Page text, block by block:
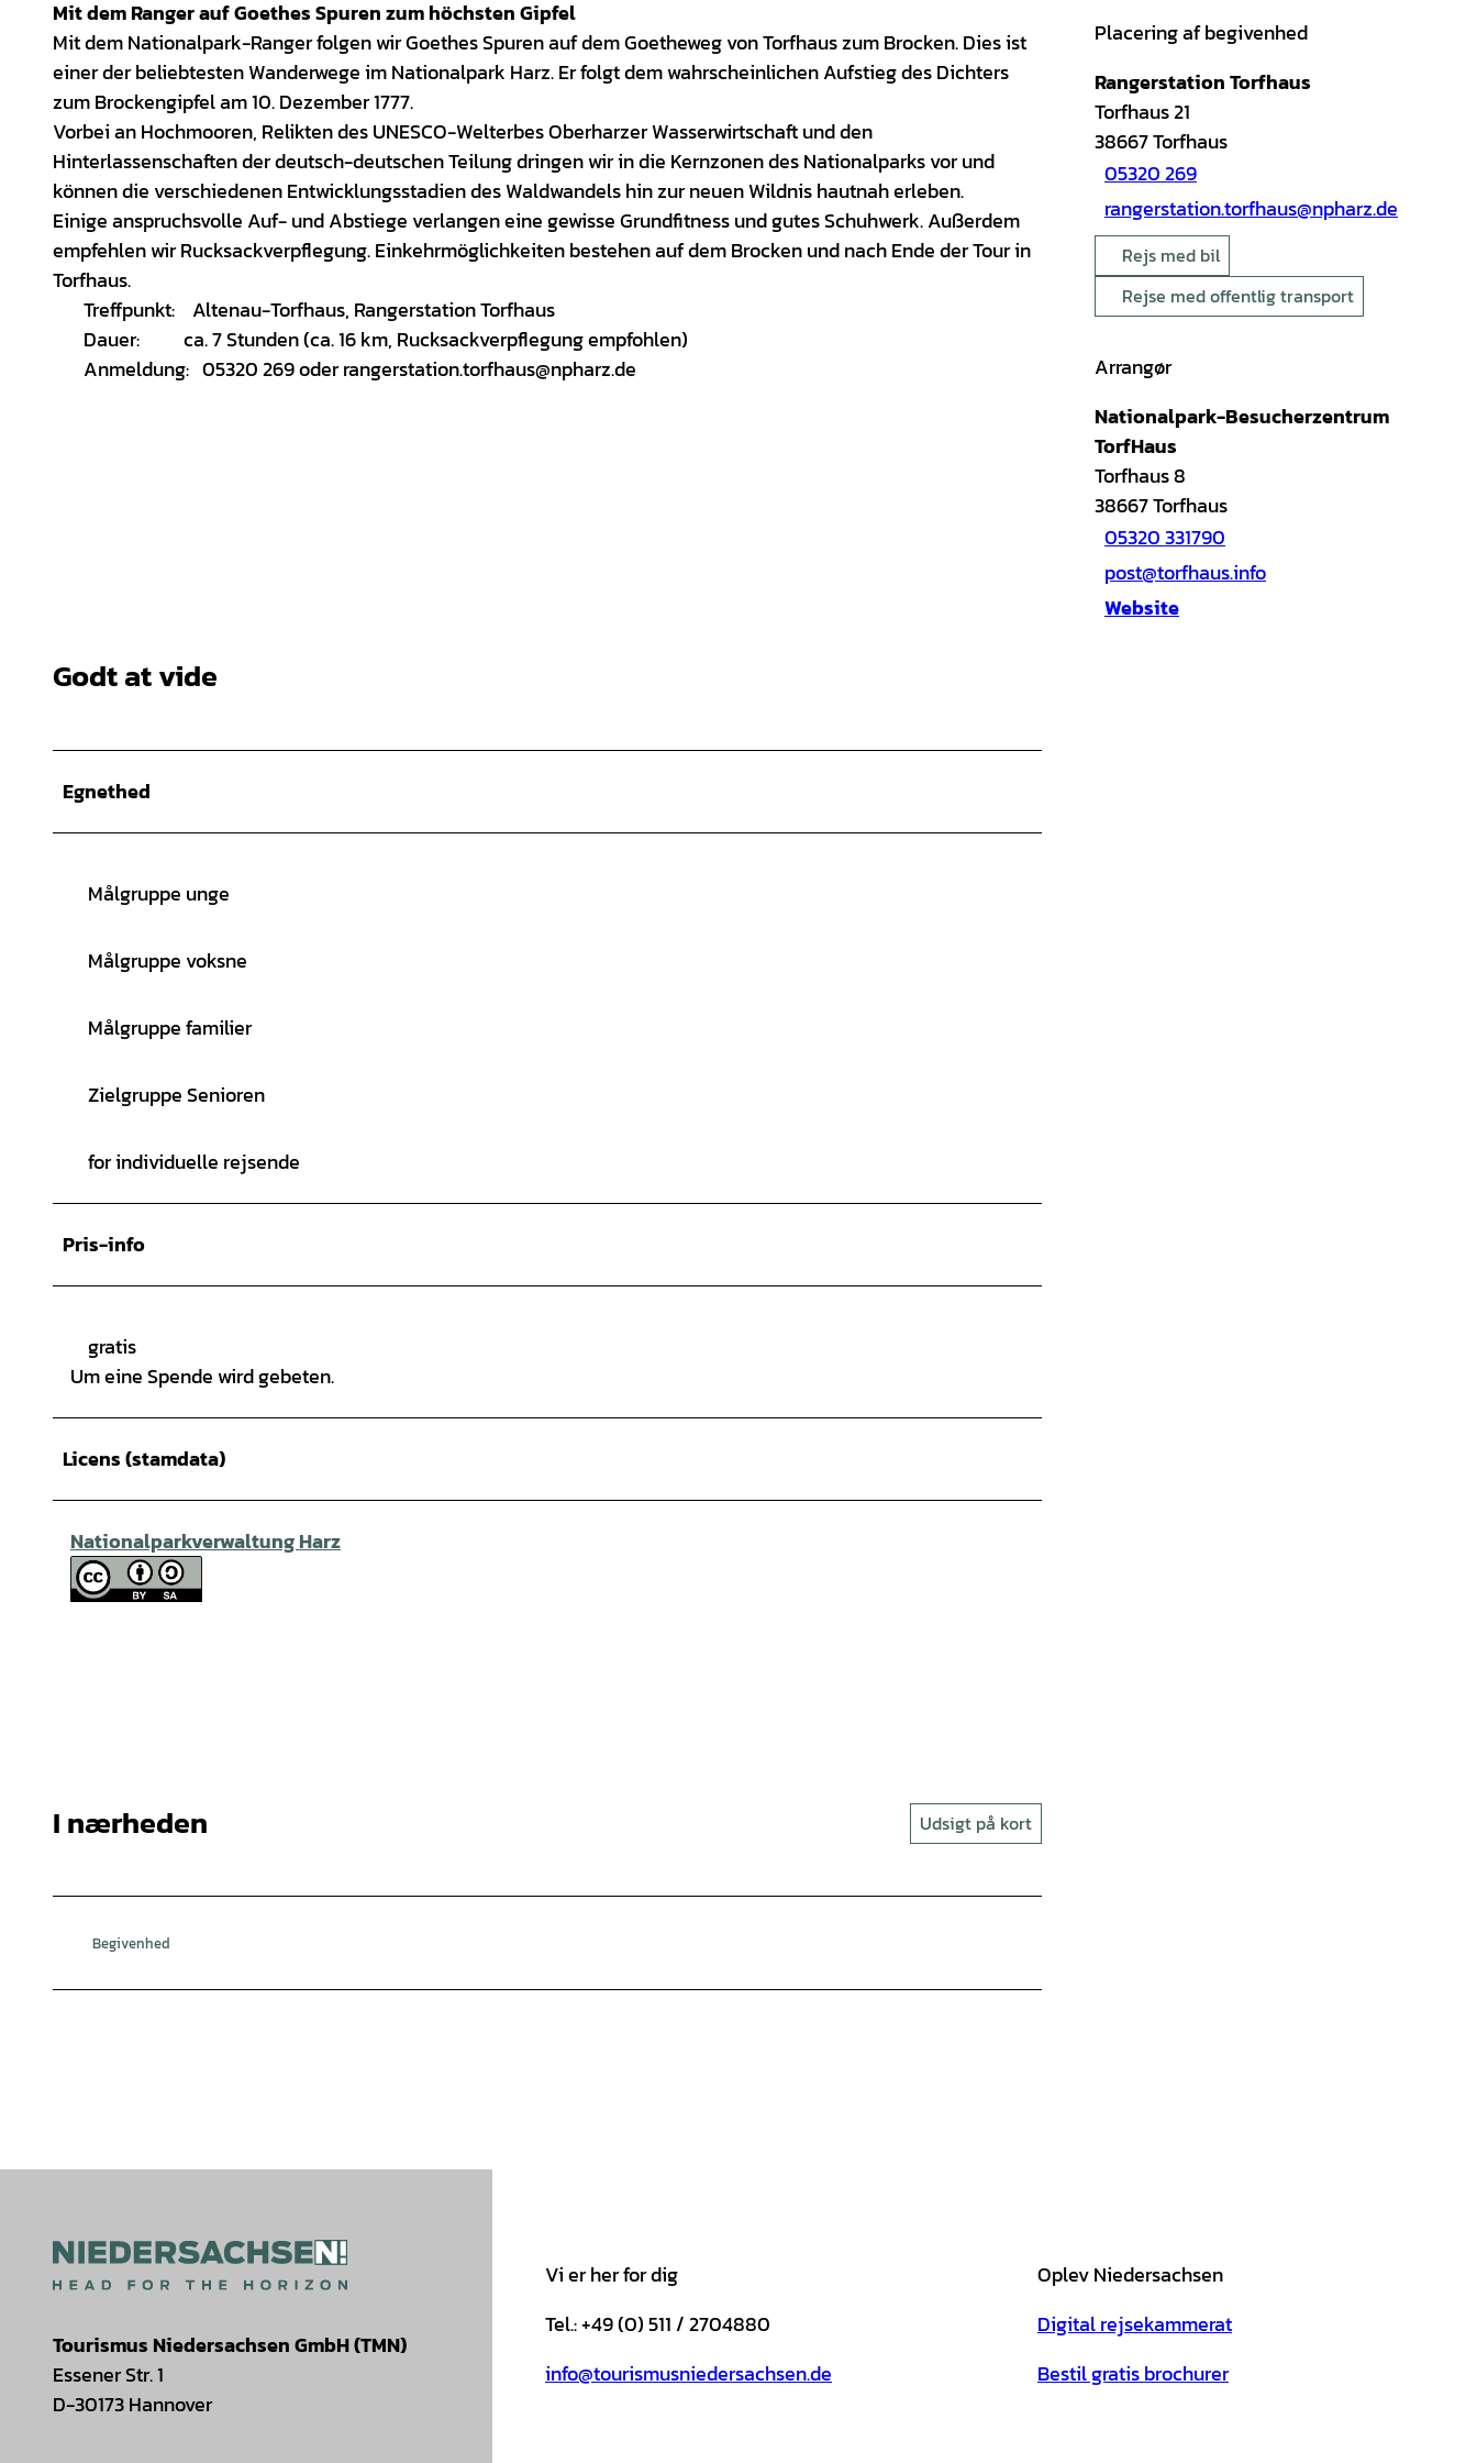
Mit dem Ranger auf Goethes Spuren zum höchsten Gipfel
Mit dem Nationalpark-Ranger folgen wir Goethes Spuren auf dem Goetheweg von Torfhaus zum Brocken. Dies ist
einer der beliebtesten Wanderwege im Nationalpark Harz. Er folgt dem wahrscheinlichen Aufstieg des Dichters
zum Brockengipfel am 10. Dezember 1777.
Vorbei an Hochmooren, Relikten des UNESCO-Welterbes Oberharzer Wasserwirtschaft und den
Hinterlassenschaften der deutsch-deutschen Teilung dringen wir in die Kernzonen des Nationalparks vor und
können die verschiedenen Entwicklungsstadien des Waldwandels hin zur neuen Wildnis hautnah erleben.
Einige anspruchsvolle Auf- und Abstiege verlangen eine gewisse Grundfitness und gutes Schuhwerk. Außerdem
empfehlen wir Rucksackverpflegung. Einkehrmöglichkeiten bestehen auf dem Brocken und nach Ende der Tour in
Torfhaus.
Treffpunkt: Altenau-Torfhaus, Rangerstation Torfhaus
Dauer: ca. 7 Stunden (ca. 16 km, Rucksackverpflegung empfohlen)
Anmeldung: 05320 269 oder rangerstation.torfhaus@npharz.de
Godt at vide
Egnethed
Målgruppe unge
Målgruppe voksne
Målgruppe familier
Zielgruppe Senioren
for individuelle rejsende
Pris-info
gratis
Um eine Spende wird gebeten.
Licens (stamdata)
Nationalparkverwaltung Harz
I nærheden Udsigt på kort
Begivenhed
Placering af begivenhed
Rangerstation Torfhaus
Torfhaus 21
38667Torfhaus
05320 269
rangerstation.torfhaus@npharz.de
Rejs med bil
Rejse med offentlig transport
Arrangør
Nationalpark-Besucherzentrum
TorfHaus
Torfhaus 8
38667Torfhaus
05320 331790
post@torfhaus.info
Website
Tourismus Niedersachsen GmbH (TMN)
Essener Str. 1
D-30173 Hannover
Vi er her for dig
Tel.: +49 (0) 511 / 2704880
info@tourismusniedersachsen.de
Oplev Niedersachsen
Digital rejsekammerat
Bestil gratis brochurer